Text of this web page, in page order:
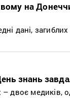
на
дані,
знань
двоє медиків,